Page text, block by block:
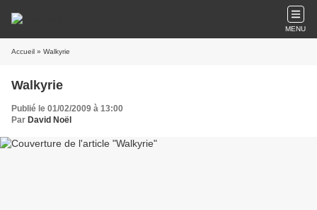
MENU
Accueil » Walkyrie
Walkyrie
Publié le 01/02/2009 à 13:00
Par David Noël